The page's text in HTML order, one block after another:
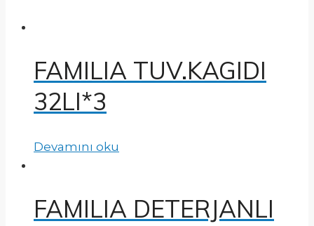
FAMILIA TUV.KAGIDI
32LI*3
Devamını oku
FAMILIA DETERJANLI